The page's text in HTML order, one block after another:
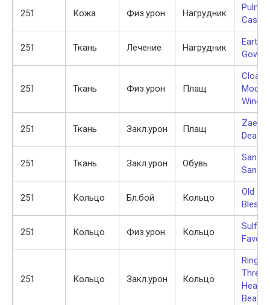
251 Кожа Физ.урон Нагрудник
Casing
251 Ткань Лечение Нагрудник
Earth
Gown
251 Ткань Физ.урон Плащ
Cloak
Winds
251 Ткань Закл.урон Плащ
251 Ткань Закл.урон Обувь
251 Кольцо Бл.бой Кольцо
Old
251 Кольцо Физ.урон Кольцо
Favor
251 Кольцо Закл.урон Кольцо
Ring
Three-
Beast